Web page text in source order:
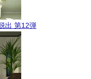
出 第12弾